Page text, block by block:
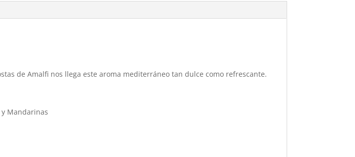
de Amalfi nos llega este aroma mediterráneo tan dulce como refrescante.
Mandarinas